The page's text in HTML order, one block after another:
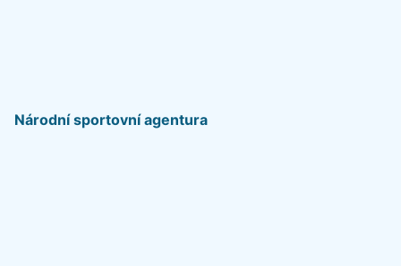
Národní sportovní agentura